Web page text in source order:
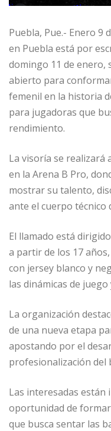
Puebla, Pue.- Enero 9
en Puebla está por
domingo 11 de enero,
abierto para
femenil en la historia
para jugadoras que
rendimiento.
La visoría se realizará
en la Arena B Pro,
mostrar su talento,
ante el cuerpo técnico
El llamado está
a partir de los 17
con jersey blanco y
las dinámicas de juego
La organización
de una nueva etapa
apostando por el
profesionalización del
Las interesadas están
oportunidad de
que busca sentar las